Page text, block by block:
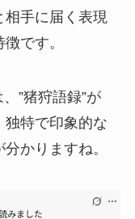
相手に届く表現
です。
”猪狩語録”が
独特で印象的な
かりますね。